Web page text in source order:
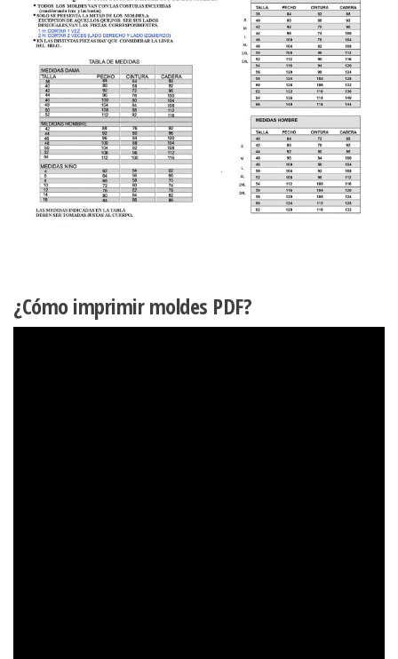
¿Cómo imprimir moldes PDF?